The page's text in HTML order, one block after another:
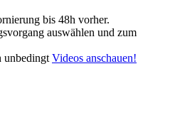
bis 48h vorher.
auswählen und zum
unbedingt Videos anschauen!